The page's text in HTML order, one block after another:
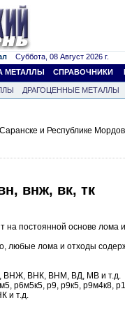
Суббота, 08 Август 2026 г.
МЕТАЛЛЫ СПРАВОЧНИКИ
ДРАГОЦЕННЫЕ МЕТАЛЛЫ
и Республике
внж, вк, тк
на постоянной основе
любые лома и отходы
ВНЖ, ВНК, ВНМ, ВД, МВ и т.д.
р6м5к5, р9, р9к5, р9м4к8,
и т.д.